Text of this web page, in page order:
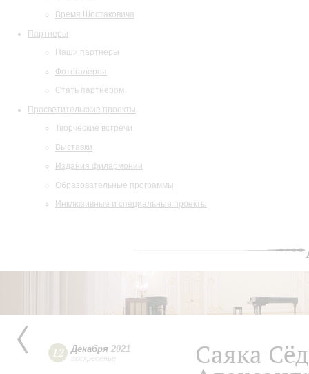
Время Шостаковича
Партнеры
Наши партнеры
Фотогалерея
Стать партнером
Просветительские проекты
Творческие встречи
Выставки
Издания филармонии
Образовательные программы
Инклюзивные и специальные проекты
12 Декабря 2021
воскресенье Саяка